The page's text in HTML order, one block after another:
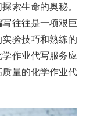
索生命的奥秘。
往往是一项艰巨
验技巧和熟练的
作业代写服务应
量的化学作业代